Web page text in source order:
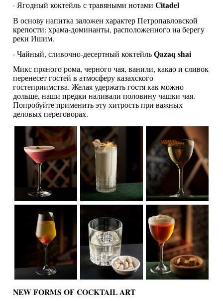
· Ягодный коктейль с травяными нотамиCitadel
В основу напитка заложен характер Петропавловской
крепости: храма-доминанты, расположенного на берегу
реки Ишим.
· Чайный, сливочно-десертный коктейльQazaq shai
Микс пряного рома, черного чая, ванили, какао и сливок
перенесет гостей в атмосферу казахского
гостеприимства. Желая удержать гостя как можно
дольше, наши предки наливали половину чашки чая.
Попробуйте применить эту хитрость при важных
деловых переговорах.
NEW FORMS OF COCKTAIL ART